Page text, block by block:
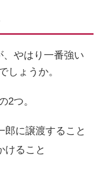
、やはり一番強い
しょうか。
2つ。
郎に譲渡すること
けること